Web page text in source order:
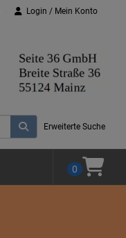
Login / Mein Konto
Erweiterte Suche
0